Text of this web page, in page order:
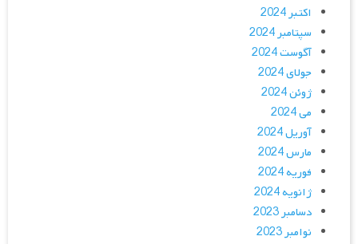
اکتبر 2024
سپتامبر 2024
آگوست 2024
جولای 2024
ژوئن 2024
می 2024
آوریل 2024
مارس 2024
فوریه 2024
ژانویه 2024
دسامبر 2023
نوامبر 2023